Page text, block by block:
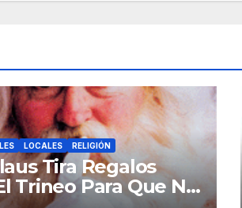
LOCALES RELIGIÓN
Tira Regalos
Trineo Para Que No